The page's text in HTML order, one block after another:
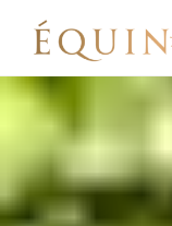
content